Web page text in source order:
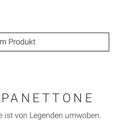
Produkt
ist von Legenden umwoben.